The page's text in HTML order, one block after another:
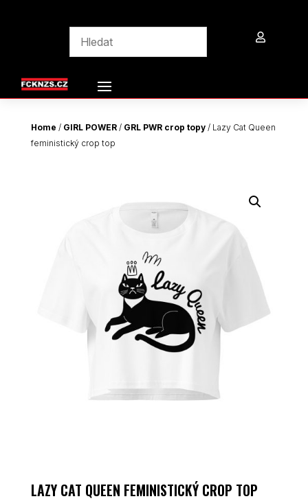

Home / GIRL POWER/ GRL PWR crop topy/ Lazy Cat Queen
feministický crop top
LAZY CAT QUEEN FEMINISTICKÝ CROP TOP